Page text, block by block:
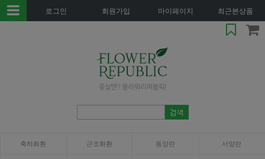
로그인 회원가입 마이페이지 최근본상품
축하화환 근조화환 동양란 서양란